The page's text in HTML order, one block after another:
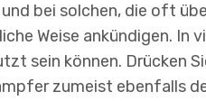
bei solchen, die oft
Weise ankündigen. In
sein können. Drücken
zumeist ebenfalls